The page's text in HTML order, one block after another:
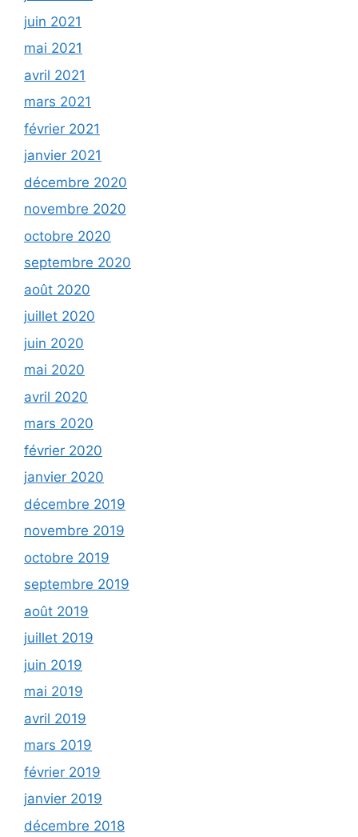
juin 2021
mai 2021
avril 2021
mars 2021
février 2021
janvier 2021
décembre 2020
novembre 2020
octobre 2020
septembre 2020
août 2020
juillet 2020
juin 2020
mai 2020
avril 2020
mars 2020
février 2020
janvier 2020
décembre 2019
novembre 2019
octobre 2019
septembre 2019
août 2019
juillet 2019
juin 2019
mai 2019
avril 2019
mars 2019
février 2019
janvier 2019
décembre 2018